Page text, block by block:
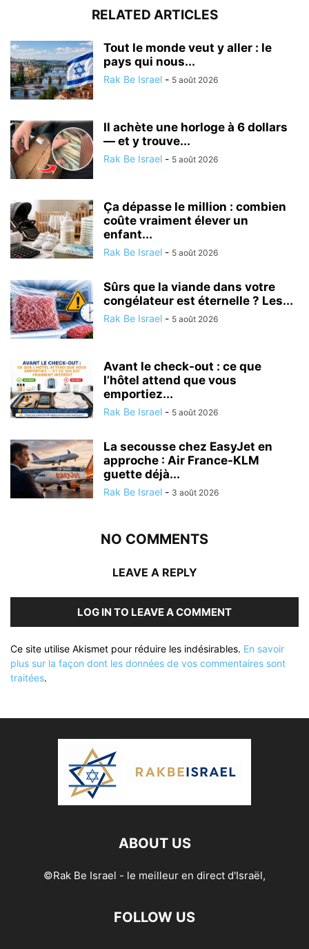
RELATED ARTICLES
Tout le monde veut y aller : le
pays qui nous...
Rak Be Israel - 5 août 2026
Il achète une horloge à 6 dollars
— et y trouve...
Rak Be Israel - 5 août 2026
Ça dépasse le million : combien
coûte vraiment élever un
enfant...
Rak Be Israel - 5 août 2026
Sûrs que la viande dans votre
congélateur est éternelle ? Les...
Rak Be Israel - 5 août 2026
Avant le check-out : ce que
l’hôtel attend que vous
emportiez...
Rak Be Israel - 5 août 2026
La secousse chez EasyJet en
approche : Air France-KLM
guette déjà...
Rak Be Israel - 3 août 2026
NO COMMENTS
LEAVE A REPLY
LOG IN TO LEAVE A COMMENT
Ce site utilise Akismet pour réduire les indésirables. En savoir
plus sur la façon dont les données de vos commentaires sont
traitées.
ABOUT US
©Rak Be Israel - le meilleur en direct d'Israël,
FOLLOW US